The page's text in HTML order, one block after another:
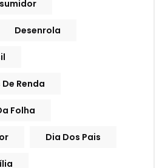
Desenrola
Renda
Folha
Dia Dos Pais